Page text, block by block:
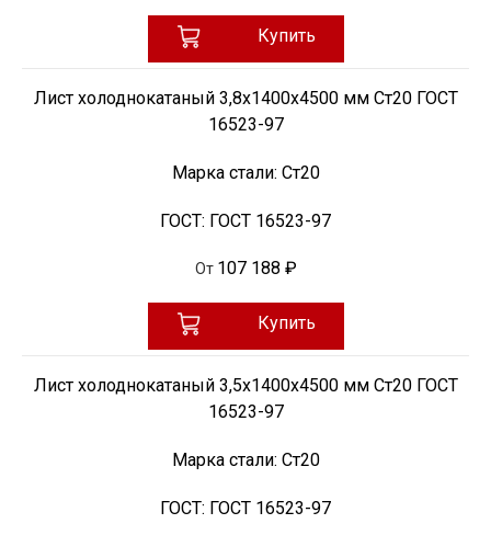
Купить
Лист холоднокатаный 3,8х1400х4500 мм Ст20 ГОСТ
16523-97
Марка стали: Ст20
ГОСТ: ГОСТ 16523-97
От 107 188 ₽
Купить
Лист холоднокатаный 3,5х1400х4500 мм Ст20 ГОСТ
16523-97
Марка стали: Ст20
ГОСТ: ГОСТ 16523-97